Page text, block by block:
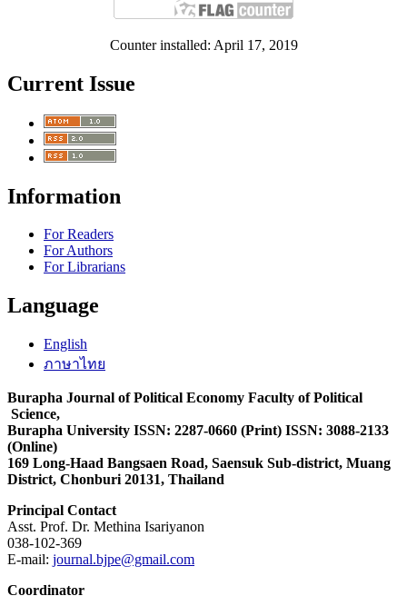
Counter installed: April 17, 2019
Current Issue
Information
For Readers
For Authors
For Librarians
Language
English
ภาษาไทย
Burapha Journal of Political Economy Faculty of Political
Science,
Burapha University ISSN: 2287-0660 (Print) ISSN: 3088-2133
(Online)
169 Long-Haad Bangsaen Road, Saensuk Sub-district, Muang
District, Chonburi 20131, Thailand
Principal Contact
Asst. Prof. Dr. Methina Isariyanon
038-102-369
E-mail: journal.bjpe@gmail.com
Coordinator